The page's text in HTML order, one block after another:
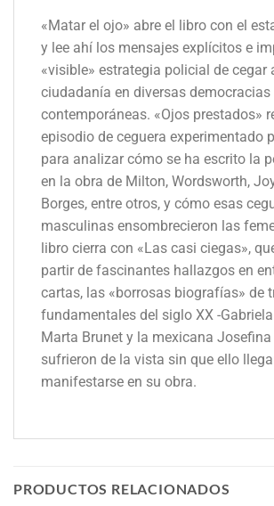
«Matar el ojo» abre el libro con el
y lee ahí los mensajes explícitos e
«visible» estrategia policial de cegar
ciudadanía en diversas democracias
contemporáneas. «Ojos prestados»
episodio de ceguera experimentado
para analizar cómo se ha escrito la
en la obra de Milton, Wordsworth,
Borges, entre otros, y cómo esas
masculinas ensombrecieron las
libro cierra con «Las casi ciegas»,
partir de fascinantes hallazgos en
cartas, las «borrosas biografías» de
fundamentales del siglo XX -
Marta Brunet y la mexicana Josefina
sufrieron de la vista sin que ello
manifestarse en su obra.
PRODUCTOS RELACIONADOS